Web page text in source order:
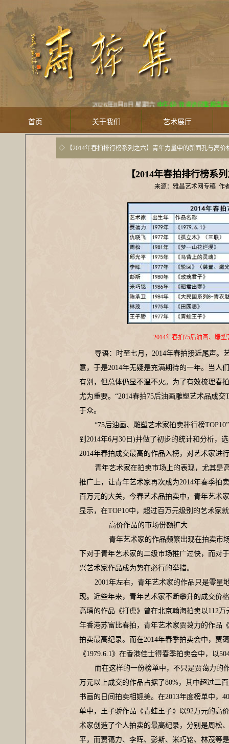
2026年8月8日 星期六 中午好! 欢迎访问集粹斋美术馆
首页 关于我们 艺术展厅
◇ 【2014年春拍排行榜系列之六】青年力量中的新面孔与高价
【2014年春拍排行榜系
来源：雅昌艺术网专稿 作
2014年春拍75后油画、雕
导语：时至七月，2014年春拍接近尾声。
意，于是2014年无疑是充满期待的一年。当人
有别，但总体仍显不温不火。为了有效梳理春
尤为重要。“2014春拍75后油画雕塑艺术品成
于众。
“75后油画、雕塑艺术家拍卖排行榜
到2014年6月30日)并做了初步的统计和分析，
2014年春拍成交最高的作品入榜，对艺术家进
青年艺术家在拍卖市场上的表现，尤其是
推广上，让青年艺术家再次成为2014年春季拍
百万元的大关，今春艺术品拍卖中，青年艺术
显示，在TOP10中，超过百万元级别的艺术家
高价作品的市场份额扩大
青年艺术家的作品频繁出现在拍卖市场
下对于青年艺术家的二级市场推广过快，而对
兴艺术家作品成为势在必行的举措。
2001年左右，青年艺术家的作品只是零星
现。近些年来，青年艺术家不断攀升的成交价
高瑀的作品《打虎》曾在北京翰海拍卖以112
年香港苏富比春拍，青年艺术家贾蔼力的作品
拍卖最高纪录。而在2014年春季拍卖会中，贾
《1979.6.1》在香港佳士得春季拍卖会中，以
而在这样的一份榜单中，不只是贾蔼力的
万元以上成交的作品占据了80%，其中超过二
书画的日间拍卖相媲美。在2013年度榜单中，
单中，王子骄作品《青蛙王子》以92万元的高
术家创造了个人拍卖的最高纪录，分别是周松
平，而贾蔼力、李晖、彭斯、米巧铭、林茂等